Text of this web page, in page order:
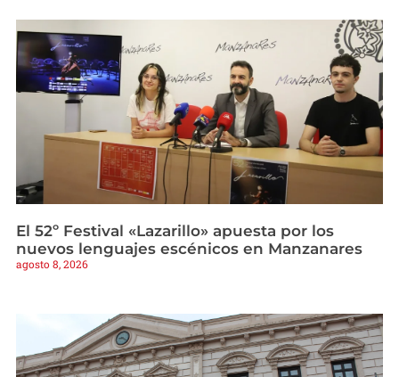
El 52º Festival «Lazarillo» apuesta por los
nuevos lenguajes escénicos en Manzanares
agosto 8, 2026